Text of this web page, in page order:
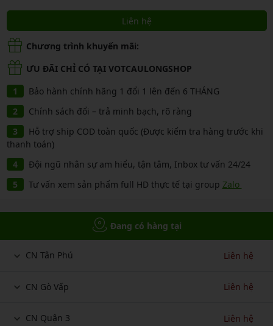
Liên hệ
Chương trình khuyến mãi:
ƯU ĐÃI CHỈ CÓ TẠI VOTCAULONGSHOP
Bảo hành chính hãng 1 đổi 1 lên đến 6 THÁNG
Chính sách đổi – trả minh bạch, rõ ràng
Hỗ trợ ship COD toàn quốc (Được kiểm tra hàng trước khi
thanh toán)
Đội ngũ nhân sự am hiểu, tận tâm, Inbox tư vấn 24/24
Tư vấn xem sản phẩm full HD thực tế tại group Zalo
Đang có hàng tại
CN Tân Phú Liên hệ
CN Gò Vấp Liên hệ
CN Quận 3 Liên hệ